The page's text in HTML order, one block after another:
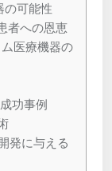
の可能性
者への恩恵
医療機器の
功事例
発に与える